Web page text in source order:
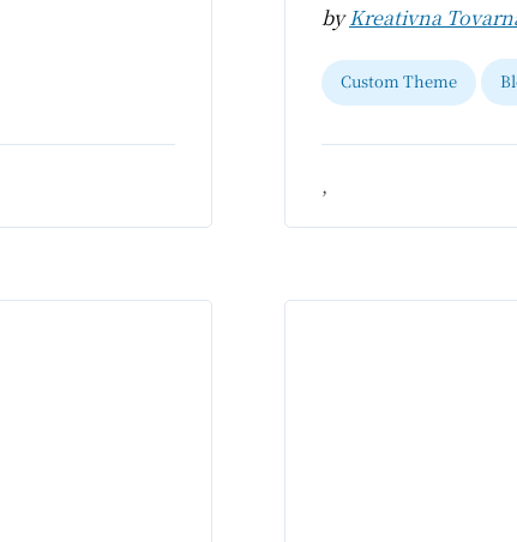
byKreativna
Custom Theme
,